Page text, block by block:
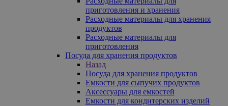
приготовления и хранения
Расходные материалы для хранения
продуктов
Расходные материалы для
приготовления
Посуда для хранения продуктов
Назад
Посуда для хранения продуктов
Емкости для сыпучих продуктов
Аксессуары для емкостей
Емкости для кондитерских изделий